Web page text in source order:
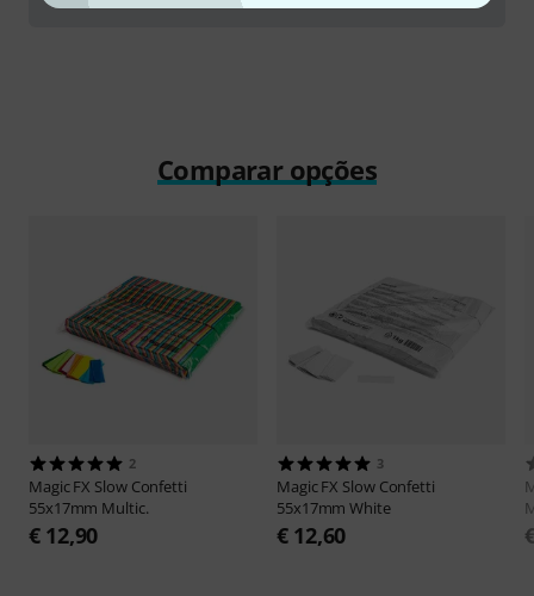
Comparar opções
2
Magic FX Slow Confetti
55x17mm Multic.
€ 12,90
3
Magic FX Slow Confetti
55x17mm White
€ 12,60